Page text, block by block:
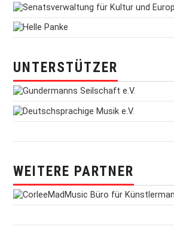
UNTERSTÜTZER
WEITERE PARTNER